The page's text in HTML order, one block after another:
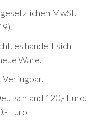
MwSt.
es handelt sich
Ware.
Verfügbar.
120,- Euro.
Euro